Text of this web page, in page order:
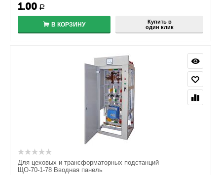
1.00 Р
В КОРЗИНУ
Купить в
один клик
Для цеховых и трансформаторных подстанций
ЩО-70-1-78 Вводная панель